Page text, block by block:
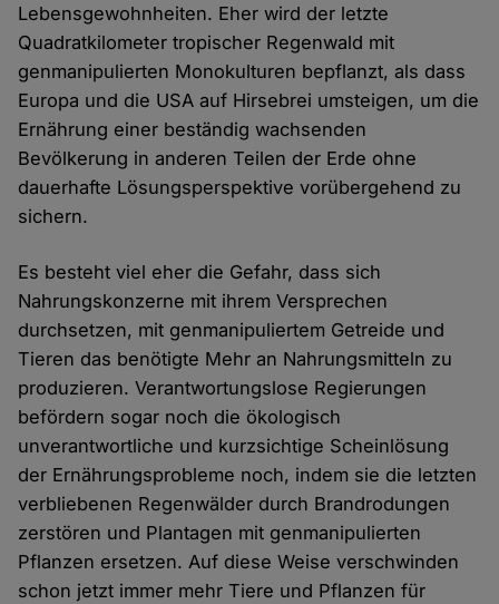
Lebensgewohnheiten. Eher wird der letzte
Quadratkilometer tropischer Regenwald mit
genmanipulierten Monokulturen bepflanzt, als dass
Europa und die USA auf Hirsebrei umsteigen, um die
Ernährung einer beständig wachsenden
Bevölkerung in anderen Teilen der Erde ohne
dauerhafte Lösungsperspektive vorübergehend zu
sichern.
Es besteht viel eher die Gefahr, dass sich
Nahrungskonzerne mit ihrem Versprechen
durchsetzen, mit genmanipuliertem Getreide und
Tieren das benötigte Mehr an Nahrungsmitteln zu
produzieren. Verantwortungslose Regierungen
befördern sogar noch die ökologisch
unverantwortliche und kurzsichtige Scheinlösung
der Ernährungsprobleme noch, indem sie die letzten
verbliebenen Regenwälder durch Brandrodungen
zerstören und Plantagen mit genmanipulierten
Pflanzen ersetzen. Auf diese Weise verschwinden
schon jetzt immer mehr Tiere und Pflanzen für